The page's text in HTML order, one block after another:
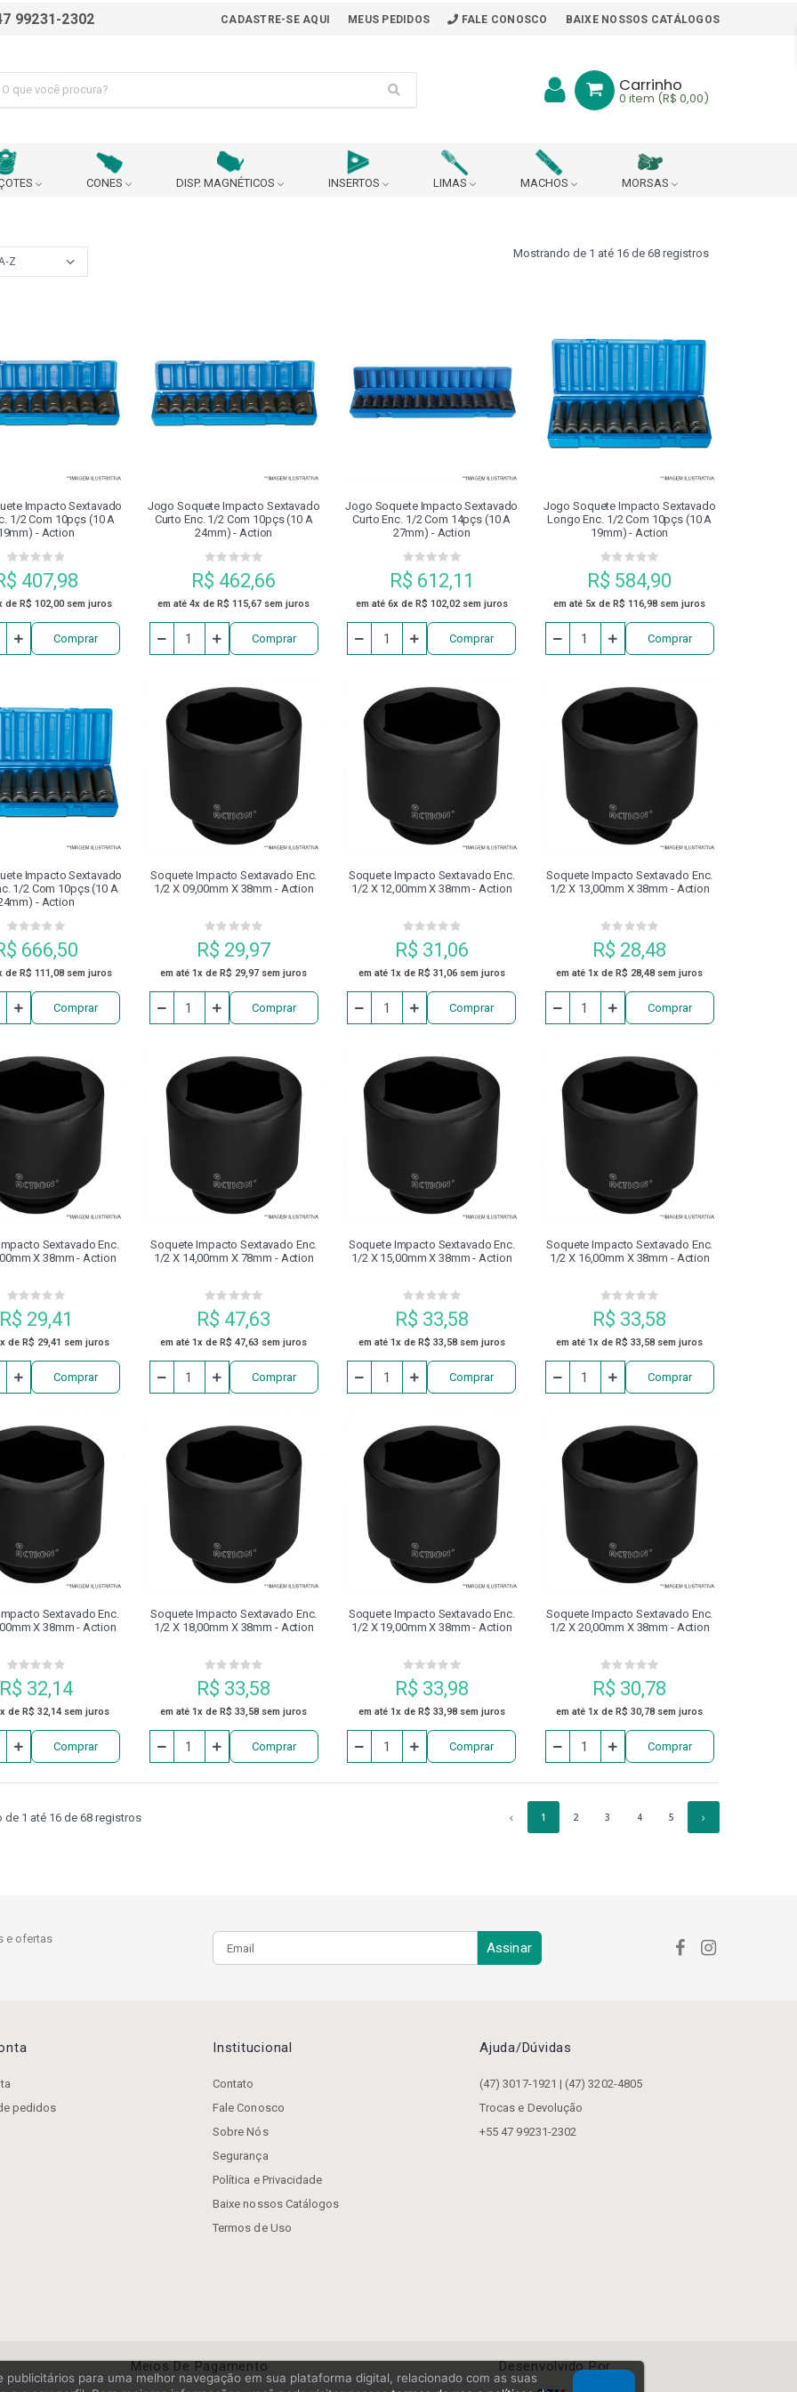
99231-2302 CADASTRE-SE AQUI MEUS PEDIDOS FALE CONOSCO BAIXE NOSSOS CATÁLOGOS
Carrinho
0 item (R$ 0,00)
CONES DISP. MAGNÉTICOS INSERTOS LIMAS MACHOS MORSAS
BUCHA EXCÊNTRICA PARA AJUSTE DO CENTRO DA
CARRINHO CASTANHA CHANFRADEIRA CHAVES
DIVISORES
FRESAS
GRAMPO FECHADO COM PARAFUSO DE ENCOSTO
INSTRUMENTOS DE MEDIÇÃO
MANDRILADORES MÁQUINA DE INDUÇÃO TÉRMICA MARCADOR
MESA DE SENO PARAFUSADEIRA PASTILHA DE SOLDA (STB)
PINÇAS PINÇAS MAGNÉTICAS DE SEGURANÇA PINO DE FIXAÇÃO
PLACA PARA CENTRO DE USINAGEM PLACAS DE TORNO PONTA
PORTA RECARTILHA PRESILHAS PARA FIXAÇÃO PROTETOR DE BARRAMENTO
TUBO DE REFRIGERAÇÃO PARA CONE HSK VDI VIRA MACHO ZERO POINT
Mostrando de 1 até 16 de 68 registros
Impacto Sextavado
1/2 Com 10pçs (10 A
- Action
407,98
de R$ 102,00 sem juros
Comprar
Jogo Soquete Impacto Sextavado
Curto Enc. 1/2 Com 10pçs (10 A
24mm) - Action
R$ 462,66
em até 4x de R$ 115,67 sem juros
Comprar
Jogo Soquete Impacto Sextavado
Curto Enc. 1/2 Com 14pçs (10 A
27mm) - Action
R$ 612,11
em até 6x de R$ 102,02 sem juros
Comprar
Jogo Soquete Impacto Sextavado
Longo Enc. 1/2 Com 10pçs (10 A
19mm) - Action
R$ 584,90
em até 5x de R$ 116,98 sem juros
Comprar
Impacto Sextavado
1/2 Com 10pçs (10 A
- Action
666,50
de R$ 111,08 sem juros
Comprar
Soquete Impacto Sextavado Enc.
1/2 X 09,00mm X 38mm - Action
R$ 29,97
em até 1x de R$ 29,97 sem juros
Comprar
Soquete Impacto Sextavado Enc.
1/2 X 12,00mm X 38mm - Action
R$ 31,06
em até 1x de R$ 31,06 sem juros
Comprar
Soquete Impacto Sextavado Enc.
1/2 X 13,00mm X 38mm - Action
R$ 28,48
em até 1x de R$ 28,48 sem juros
Comprar
Sextavado Enc.
X 38mm - Action
R$ 29,41
de R$ 29,41 sem juros
Comprar
Soquete Impacto Sextavado Enc.
1/2 X 14,00mm X 78mm - Action
R$ 47,63
em até 1x de R$ 47,63 sem juros
Comprar
Soquete Impacto Sextavado Enc.
1/2 X 15,00mm X 38mm - Action
R$ 33,58
em até 1x de R$ 33,58 sem juros
Comprar
Soquete Impacto Sextavado Enc.
1/2 X 16,00mm X 38mm - Action
R$ 33,58
em até 1x de R$ 33,58 sem juros
Comprar
Sextavado Enc.
X 38mm - Action
R$ 32,14
de R$ 32,14 sem juros
Comprar
Soquete Impacto Sextavado Enc.
1/2 X 18,00mm X 38mm - Action
R$ 33,58
em até 1x de R$ 33,58 sem juros
Comprar
Soquete Impacto Sextavado Enc.
1/2 X 19,00mm X 38mm - Action
R$ 33,98
em até 1x de R$ 33,98 sem juros
Comprar
Soquete Impacto Sextavado Enc.
1/2 X 20,00mm X 38mm - Action
R$ 30,78
em até 1x de R$ 30,78 sem juros
Comprar
de 1 até 16 de 68 registros 1 2 3 4 5
e ofertas
Assinar
pedidos
Institucional
Contato
Fale Conosco
Sobre Nós
Segurança
Política e Privacidade
Baixe nossos Catálogos
Termos de Uso
Ajuda/dúvidas
(47) 3017-1921 | (47) 3202-4805
Trocas e Devolução
+55 47 99231-2302
Meios De Pagamento Desenvolvido Por
publicitários para uma melhor navegação em sua plataforma digital, relacionado com as suas